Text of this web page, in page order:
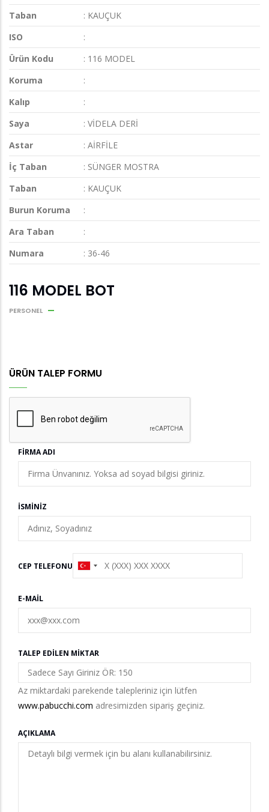
Taban
: KAUÇUK
ISO
:
Ürün Kodu
: 116 MODEL
Koruma
:
Kalıp
:
Saya
: VİDELA DERİ
Astar
: AİRFİLE
İç Taban
: SÜNGER MOSTRA
Taban
: KAUÇUK
Burun Koruma
:
Ara Taban
:
Numara
: 36-46
116 MODEL BOT
PERSONEL
ÜRÜN TALEP FORMU
FIRMA ADI
İSMINIZ
CEP TELEFONU
E-MAIL
TALEP EDILEN MIKTAR
Az miktardaki parekende talepleriniz için lütfen
www.pabucchi.com adresimizden sipariş geçiniz.
AÇIKLAMA